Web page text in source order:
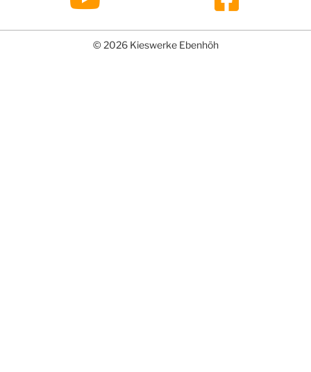
© 2026 Kieswerke Ebenhöh